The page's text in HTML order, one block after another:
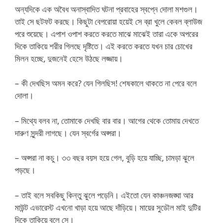
অন্যদিকে এক অবৈধ অনাস্বাদিত ঘটনা প্রবাহের স্বপ্নে দোলা মশগুল।
তাই সে ছটফট করছে। কিছুটা বেপরোয়া হয়েই সে ব্রা খুলে কেবল ব্লাউজ
পরে শুয়েছে। এপাশ ওপাশ করতে করতে মাঝে মাঝেই তারা একে অপরের
দিকে তাকিয়ে শরীর গিলছে দৃষ্টিতে। এই করতে করতে যখন চার চোখের
মিলন হচ্ছে, দুজনেই হেসে উঠছে লজ্জায়।
– কী দেখছিস অমন করে? যেন গিলছিস! শেষকালে থাকতে না পেরে বলে
দোলা।
– মিথ্যে বলব না, তোমাকে দেখছি বার বার। আগের থেকে তোমায় দেখতে
দারুণ সুন্দরী লাগছে। যেন স্বর্গের অপ্সরা।
– অপ্সরা না কচু। ৩৩ বছর বয়স হয়ে গেল, বুড়ি হয়ে যাচ্ছি, চামড়া ঝুলে
পড়ছে।
– তাই বলে সবকিছু কিন্তু ঝুলে পড়েনি। এইতো যেন কাঞ্চনজঙ্ঘা আর
মাউন্ট এভারেস্ট এখনো খাড়া হয়ে আছে দাঁড়িয়ে। মায়ের সুডৌল মাই দুটির
দিকে তাকিয়ে বলে সে।